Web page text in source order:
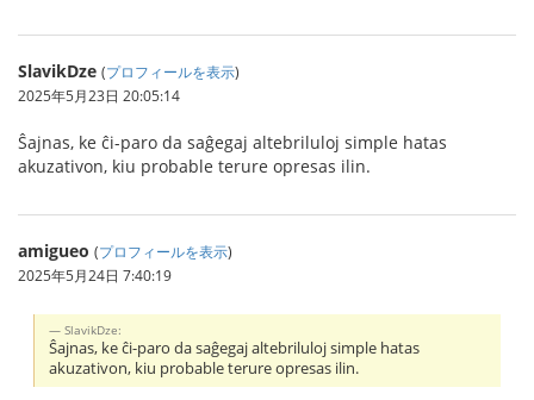
SlavikDze (プロフィールを表示)
2025年5月23日 20:05:14
Ŝajnas, ke ĉi-paro da saĝegaj altebriluloj simple hatas
akuzativon, kiu probable terure opresas ilin.
amigueo (プロフィールを表示)
2025年5月24日 7:40:19
SlavikDze:
Ŝajnas, ke ĉi-paro da saĝegaj altebriluloj simple hatas
akuzativon, kiu probable terure opresas ilin.